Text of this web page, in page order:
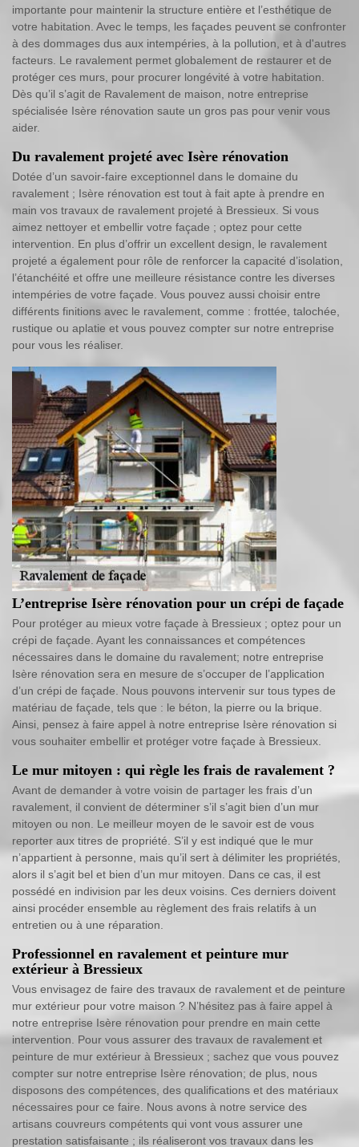
importante pour maintenir la structure entière et l’esthétique de
votre habitation. Avec le temps, les façades peuvent se confronter
à des dommages dus aux intempéries, à la pollution, et à d'autres
facteurs. Le ravalement permet globalement de restaurer et de
protéger ces murs, pour procurer longévité à votre habitation.
Dès qu’il s’agit de Ravalement de maison, notre entreprise
spécialisée Isère rénovation saute un gros pas pour venir vous
aider.
Du ravalement projeté avec Isère rénovation
Dotée d’un savoir-faire exceptionnel dans le domaine du
ravalement ; Isère rénovation est tout à fait apte à prendre en
main vos travaux de ravalement projeté à Bressieux. Si vous
aimez nettoyer et embellir votre façade ; optez pour cette
intervention. En plus d’offrir un excellent design, le ravalement
projeté a également pour rôle de renforcer la capacité d’isolation,
l’étanchéité et offre une meilleure résistance contre les diverses
intempéries de votre façade. Vous pouvez aussi choisir entre
différents finitions avec le ravalement, comme : frottée, talochée,
rustique ou aplatie et vous pouvez compter sur notre entreprise
pour vous les réaliser.
L’entreprise Isère rénovation pour un crépi de façade
Pour protéger au mieux votre façade à Bressieux ; optez pour un
crépi de façade. Ayant les connaissances et compétences
nécessaires dans le domaine du ravalement; notre entreprise
Isère rénovation sera en mesure de s’occuper de l’application
d’un crépi de façade. Nous pouvons intervenir sur tous types de
matériau de façade, tels que : le béton, la pierre ou la brique.
Ainsi, pensez à faire appel à notre entreprise Isère rénovation si
vous souhaiter embellir et protéger votre façade à Bressieux.
Le mur mitoyen : qui règle les frais de ravalement ?
Avant de demander à votre voisin de partager les frais d’un
ravalement, il convient de déterminer s’il s’agit bien d’un mur
mitoyen ou non. Le meilleur moyen de le savoir est de vous
reporter aux titres de propriété. S’il y est indiqué que le mur
n’appartient à personne, mais qu’il sert à délimiter les propriétés,
alors il s’agit bel et bien d’un mur mitoyen. Dans ce cas, il est
possédé en indivision par les deux voisins. Ces derniers doivent
ainsi procéder ensemble au règlement des frais relatifs à un
entretien ou à une réparation.
Professionnel en ravalement et peinture mur
extérieur à Bressieux
Vous envisagez de faire des travaux de ravalement et de peinture
mur extérieur pour votre maison ? N’hésitez pas à faire appel à
notre entreprise Isère rénovation pour prendre en main cette
intervention. Pour vous assurer des travaux de ravalement et
peinture de mur extérieur à Bressieux ; sachez que vous pouvez
compter sur notre entreprise Isère rénovation; de plus, nous
disposons des compétences, des qualifications et des matériaux
nécessaires pour ce faire. Nous avons à notre service des
artisans couvreurs compétents qui vont vous assurer une
prestation satisfaisante ; ils réaliseront vos travaux dans les